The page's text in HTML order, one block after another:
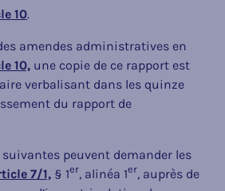
10.
amendes administratives en
10, une copie de ce rapport est
verbalisant dans les quinze
du rapport de
suivantes peuvent demander les
7/1, § 1er, alinéa 1er, auprès de